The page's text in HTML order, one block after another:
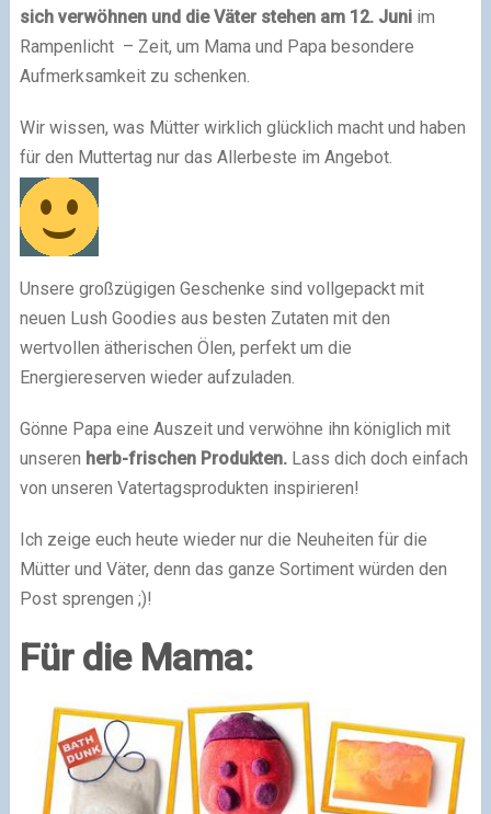
sich verwöhnen und die Väter stehen am 12. Juniim
Rampenlicht – Zeit, um Mama und Papa besondere
Aufmerksamkeit zu schenken.
Wir wissen, was Mütter wirklich glücklich macht und haben
für den Muttertag nur das Allerbeste im Angebot.
Unsere großzügigen Geschenke sind vollgepackt mit
neuen Lush Goodies aus besten Zutaten mit den
wertvollen ätherischen Ölen, perfekt um die
Energiereserven wieder aufzuladen.
Gönne Papa eine Auszeit und verwöhne ihn königlich mit
unseren herb-frischen Produkten. Lass dich doch einfach
von unseren Vatertagsprodukten inspirieren!
Ich zeige euch heute wieder nur die Neuheiten für die
Mütter und Väter, denn das ganze Sortiment würden den
Post sprengen ;)!
Für die Mama: